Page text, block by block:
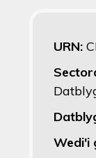
URN:
Wedi'i